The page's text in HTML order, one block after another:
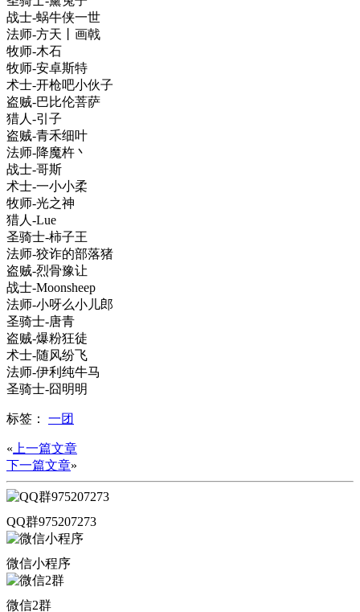
战士-蜗牛侠一世
法师-方天丨画戟
牧师-木石
牧师-安卓斯特
术士-开枪吧小伙子
盗贼-巴比伦菩萨
猎人-引子
盗贼-青禾细叶
法师-降魔杵丶
战士-哥斯
术士-一小小柔
牧师-光之神
猎人-Lue
圣骑士-柿子王
法师-狡诈的部落猪
盗贼-烈骨豫让
战士-Moonsheep
法师-小呀么小儿郎
圣骑士-唐青
盗贼-爆粉狂徒
术士-随风纷飞
法师-伊利纯牛马
圣骑士-囧明明
标签： 一团
« 上一篇文章
下一篇文章»
QQ群975207273
微信小程序
微信2群